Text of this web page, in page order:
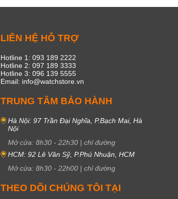
LIÊN HỆ HỖ TRỢ
Hotline 1: 093 189 2222
Hotline 2: 097 189 3333
Hotline 3: 096 139 5555
Email: info@watchstore.vn
TRUNG TÂM BẢO HÀNH
Hà Nội: 97 Trần Đại Nghĩa, P.Bạch Mai, Hà
Nội
Mở cửa: 8h30 - 22h30 | chỉ đường
HCM: 92 Lê Văn Sỹ, P.Phú Nhuận, HCM
Mở cửa: 8h30 - 22h00 | chỉ đường
THEO DÕI CHÚNG TÔI TẠI